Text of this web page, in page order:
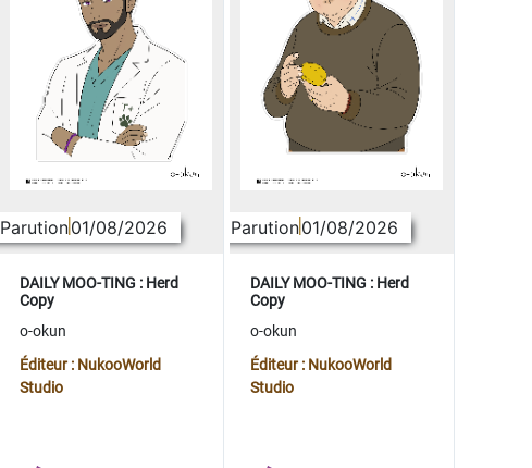
Parution01/08/2026
DAILY MOO-TING : Herd
Copy
o-okun
Éditeur : NukooWorld
Studio
Parution01/08/2026
DAILY MOO-TING : Herd
Copy
o-okun
Éditeur : NukooWorld
Studio